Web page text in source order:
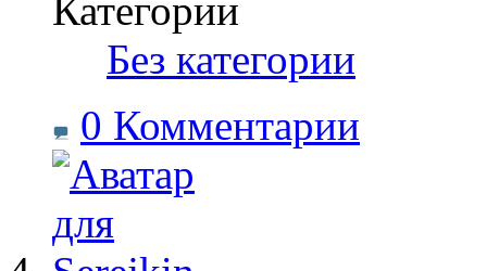
Категории
Без категории
0 Комментарии